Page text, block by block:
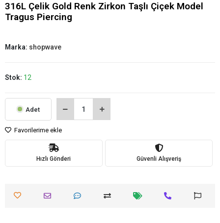
316L Çelik Gold Renk Zirkon Taşlı Çiçek Model
Tragus Piercing
Marka: shopwave
Stok: 12
Adet
Favorilerime ekle
Hızlı Gönderi Güvenli Alışveriş